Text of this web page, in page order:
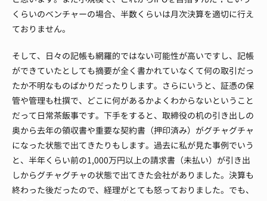
くらいのベンチャーの場合、半数くらいは月次決算を適切に行え
ておりません。
そして、日々の記帳も網羅的ではない可能性が高いですし、記帳
ができていたとしても摘要が全く書かれていなくて何の取引だっ
たか不明なものばかりだったりします。 さらにいうと、証憑の保
管や管理も杜撰で、どこに何があるかよくわからないということ
だって日常茶飯事です。 下手をすると、取締役の机の引き出しの
奥から去年の領収書や重要な契約書（押印済み）がグチャグチャ
になった状態で出てきたりもします。 過去に私が見た事例でいう
と、半年くらい前の1,000万円以上の請求書（未払い）が引き出
しからグチャグチャの状態で出てきた会社がありました。 決算も
終わった後だったので、経理がとても怒っておりました。 でも、